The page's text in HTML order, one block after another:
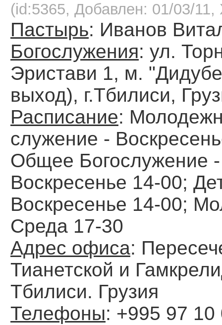
(id:5365, Добавлен: 01/03/11,
Пастырь: Иванов
Богослужения: ул.
Эристави 1, м.
выход), г.Тбилиси,
Расписание:
служение -
Общее Богослужение -
Воскресенье 14-00;
Воскресенье 14-00;
Среда 17-30
Адрес офиса:
Тианетской и
Тбилиси. Грузия
Телефоны: +995 97 10